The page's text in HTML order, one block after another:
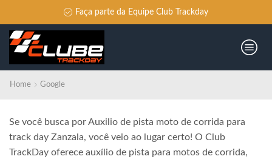
Faça parte da Equipe Club Trackday
Home Google
Se você busca por Auxilio de pista moto de corrida para
track day Zanzala, você veio ao lugar certo! O Club
TrackDay oferece auxílio de pista para motos de corrida,